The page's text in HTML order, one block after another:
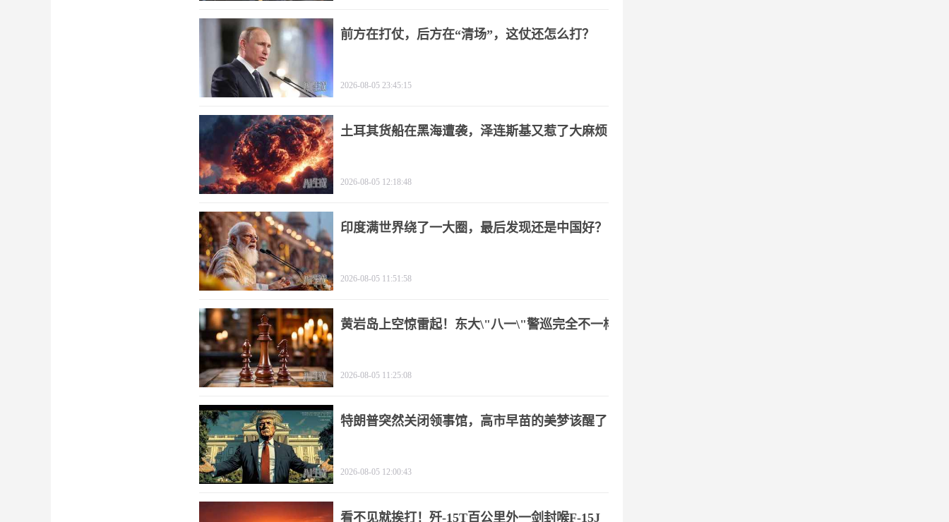
前方在打仗，后方在“清场”，这仗还怎么打？
2026-08-05 23:45:15
土耳其货船在黑海遭袭，泽连斯基又惹了大麻烦
2026-08-05 12:18:48
印度满世界绕了一大圈，最后发现还是中国好？
2026-08-05 11:51:58
黄岩岛上空惊雷起！东大\"八一\"警巡完全不一样
2026-08-05 11:25:08
特朗普突然关闭领事馆，高市早苗的美梦该醒了
2026-08-05 12:00:43
看不见就挨打！歼-15T百公里外一剑封喉F-15J